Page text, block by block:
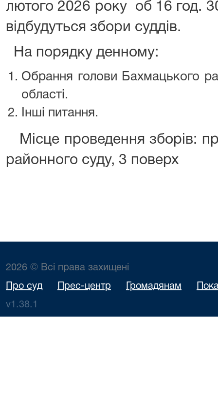
лютого 2026 року об 16 год.
відбудуться збори суддів.
На порядку денному:
Обрання голови Бахмацького
області.
Інші питання.
Місце проведення зборів:
районного суду, 3 поверх
2026 © Всі права захищені
Про суд Прес-центр Громадянам
v1.38.1